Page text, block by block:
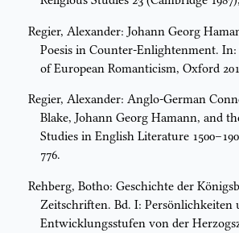
Regier, Alexander: Johann Georg
Poesis in Counter-Enlightenment.
of European Romanticism, Oxford
Regier, Alexander: Anglo-German
Blake, Johann Georg Hamann, and
Studies in English Literature
776.
Rehberg, Botho: Geschichte der
Zeitschriften. Bd. I: Persönlichkeiten
Entwicklungsstufen von der